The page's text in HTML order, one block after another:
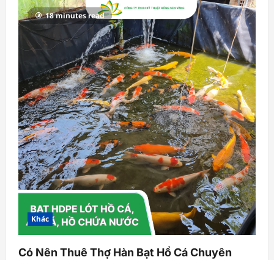
18 minutes read
Khác
Có Nên Thuê Thợ Hàn Bạt Hồ Cá Chuyên